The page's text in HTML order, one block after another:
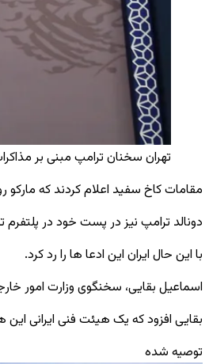
تهران سخنان ترامپ مبنی بر
مقامات کاخ سفید اعلام کردند که مارکو
دونالد ترامپ نیز در پست خود در
با این حال ایران این ادعا ها را رد کرد.
اسماعیل بقایی، سخنگوی وزارت امور
بقایی افزود که یک هیئت فنی ایرانی
توصیه شده